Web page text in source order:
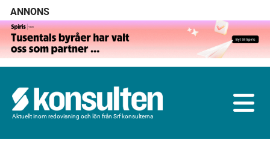
ANNONS
Aktuellt inom redovisning och lön från Srf konsulterna